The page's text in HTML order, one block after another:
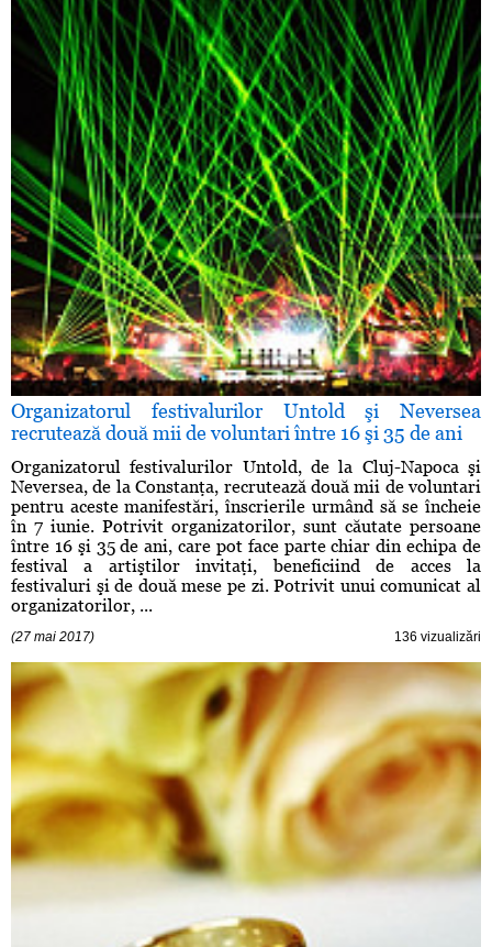
Organizatorul festivalurilor Untold şi Neversea
recrutează două mii de voluntari între 16 şi 35 de ani
Organizatorul festivalurilor Untold, de la Cluj-Napoca şi
Neversea, de la Constanţa, recrutează două mii de voluntari
pentru aceste manifestări, înscrierile urmând să se încheie
în 7 iunie. Potrivit organizatorilor, sunt căutate persoane
între 16 şi 35 de ani, care pot face parte chiar din echipa de
festival a artiştilor invitaţi, beneficiind de acces la
festivaluri şi de două mese pe zi. Potrivit unui comunicat al
organizatorilor, ...
(27 mai 2017) 136 vizualizări